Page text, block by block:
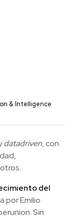
& Intelligence
datadriven, con
del
por Emilio
Sin